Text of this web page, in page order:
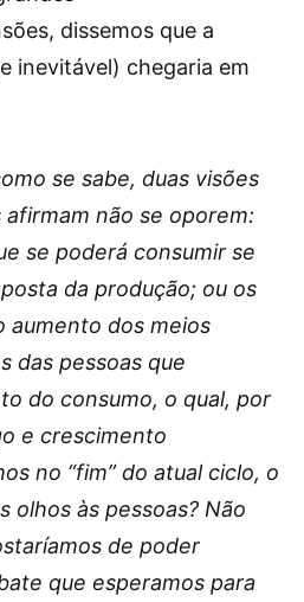
dissemos que a
inevitável) chegaria em
se sabe, duas visões
não se oporem:
se poderá consumir se
da produção; ou os
aumento dos meios
das pessoas que
do consumo, o qual, por
e crescimento
no “fim” do atual ciclo, o
olhos às pessoas? Não
de poder
que esperamos para